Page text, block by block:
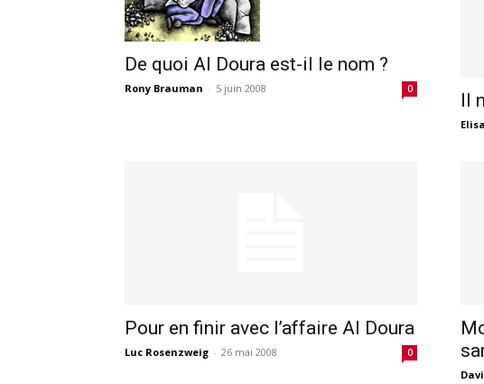
De quoi Al Doura est-il le nom ?
Rony Brauman - 5 juin 2008 0
Il
Pour en finir avec l’affaire Al Doura
Luc Rosenzweig - 26 mai 2008 0